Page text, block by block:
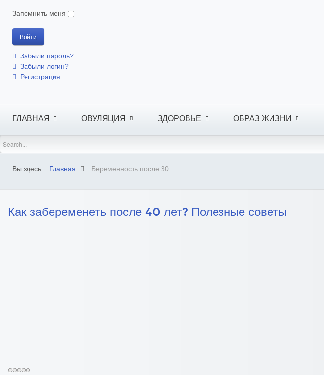
Запомнить меня
Забыли пароль?
Забыли логин?
Регистрация
ГЛАВНАЯ ОВУЛЯЦИЯ ЗДОРОВЬЕ ОБРАЗ ЖИЗНИ
Вы здесь: Главная Беременность после 30
Как забеременеть после 40 лет? Полезные советы